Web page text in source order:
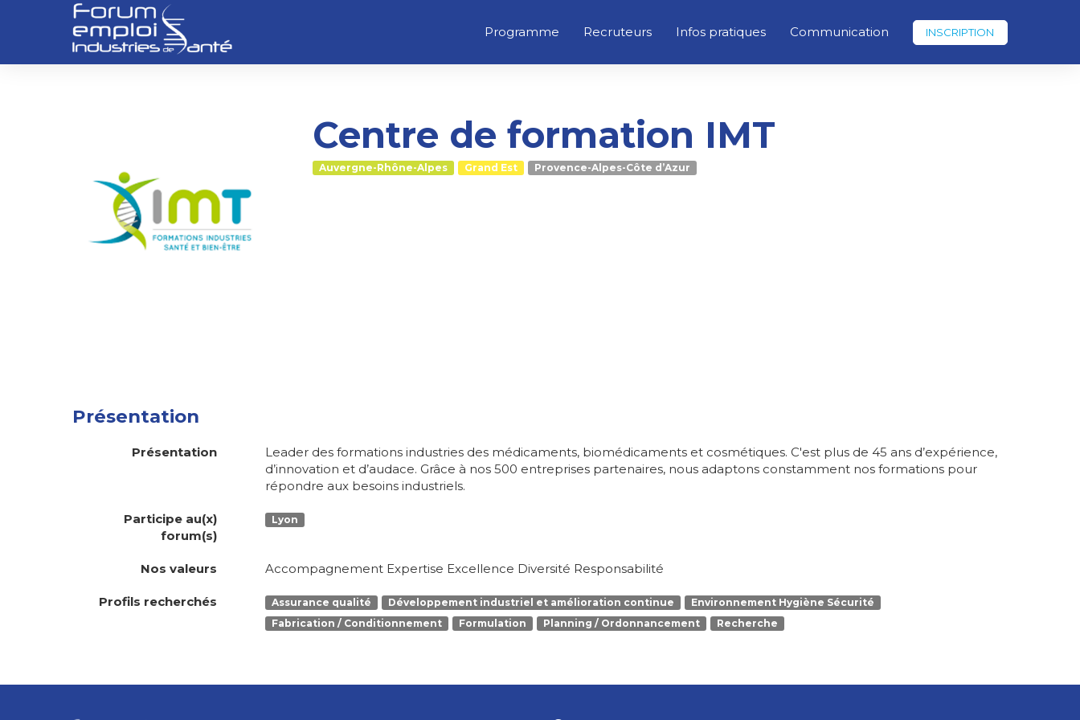
Programme Recruteurs Infos pratiques Communication INSCRIPTION
Centre de formation IMT
Auvergne-Rhône-Alpes Grand Est Provence-Alpes-Côte d’Azur
Présentation
Présentation
Leader des formations industries des médicaments, biomédicaments et cosmétiques. C'est plus de 45 ans d’expérience,
d’innovation et d’audace. Grâce à nos 500 entreprises partenaires, nous adaptons constamment nos formations pour
répondre aux besoins industriels.
Participe au(x)
forum(s)
Lyon
Nos valeurs Accompagnement Expertise Excellence Diversité Responsabilité
Profils recherchés Assurance qualité Développement industriel et amélioration continue
Environnement Hygiène Sécurité
Fabrication / Conditionnement
Formulation Planning / Ordonnancement Recherche